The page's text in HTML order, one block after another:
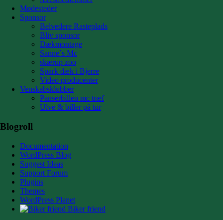
Mødesteder
Sponsor
Belvedere Rasteplads
Bliv sponsor
Dækmontage
Sanne´s Mc
skærup zoo
Spark dæk i Bjerre
Video producenter
Venskabsklubber
Panserbillen mc træf
Ulve & biller på tur
Blogroll
Documentation
WordPress Blog
Suggest Ideas
Support Forum
Plugins
Themes
WordPress Planet
Biker friend